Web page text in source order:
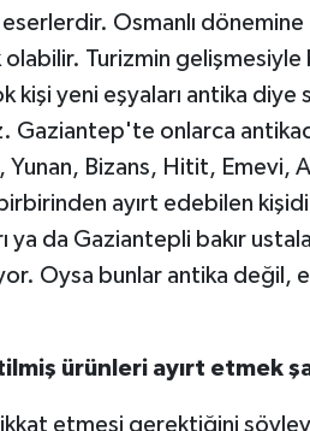
Osmanlı dönemine
Turizmin gelişmesiyle
kişi yeni eşyaları antika diye
Gaziantep'te onlarca
Yunan, Bizans, Hitit, Emevi,
ayırt edebilen
ya da Gaziantepli bakır
Oysa bunlar antika değil,
ürünleri ayırt etmek
etmesi gerektiğini